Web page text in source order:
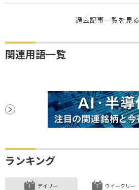
過去記事一覧を見る
関連用語一覧
ランキング
デイリー ウイークリー